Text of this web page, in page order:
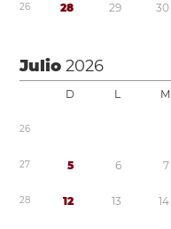
26 28 29 30
Julio2026
D L M
26
27 5 6 7
28 12 13 14